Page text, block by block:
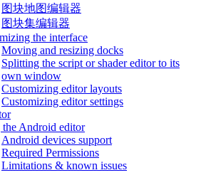
图块地图编辑器
图块集编辑器
the interface
Moving and resizing docks
Splitting the script or shader editor to its
own window
Customizing editor layouts
Customizing editor settings
the Android editor
Android devices support
Required Permissions
Limitations & known issues